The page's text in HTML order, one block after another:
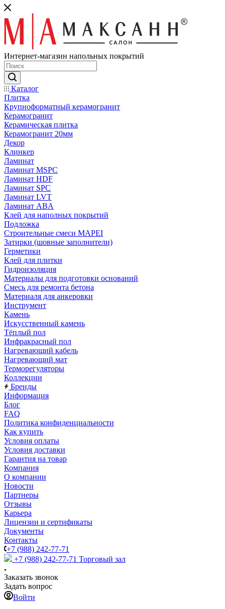
Интернет-магазин напольных покрытий
Каталог
Плитка
Крупноформатный керамогранит
Керамогранит
Керамическая плитка
Керамогранит 20мм
Декор
Клинкер
Ламинат
Ламинат MSPC
Ламинат HDF
Ламинат SPC
Ламинат LVT
Ламинат ABA
Клей для наполных покрытий
Подложка
Строительные смеси MAPEI
Затирки (шовные заполнители)
Герметики
Клей для плитки
Гидроизоляция
Материалы для подготовки оснований
Смесь для ремонта бетона
Материаля для анкеровки
Инструмент
Камень
Искусственный камень
Тёплый пол
Инфракрасный пол
Нагревающий кабель
Нагревающий мат
Терморегуляторы
Коллекции
Бренды
Информация
Блог
FAQ
Политика конфиденциальности
Как купить
Условия оплаты
Условия доставки
Гарантия на товар
Компания
О компании
Новости
Партнеры
Отзывы
Карьера
Лицензии и сертификаты
Документы
Контакты
+7 (988) 242-77-71
+7 (988) 242-77-71 Торговый зал
Заказать звонок
Задать вопрос
Войти